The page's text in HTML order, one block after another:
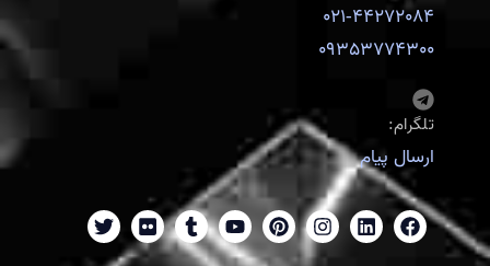
021-44272084
09353774300
تلگرام:
ارسال پیام